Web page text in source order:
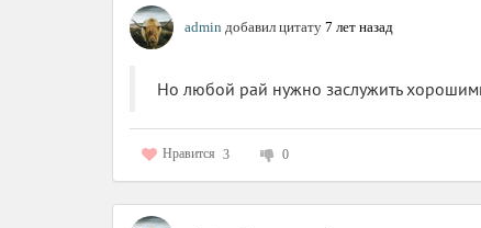
admin добавил цитату 7 лет назад
Но любой рай нужно заслужить
Нравится 3 0